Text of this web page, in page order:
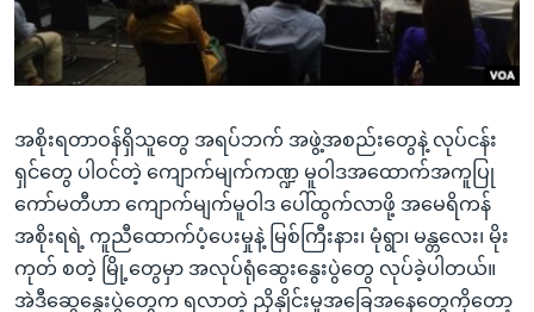
စာမျက်နှာ
သို့
ကျော်
ရန်
ရှာဖွေ
ရန်
နေရာ
သို့
ကျော်
ဗွီအိုအေ လူမှုကွန်ယက်များ
ဘာသာစကားများ
အစိုးရတာဝန်ရှိသူတွေ အရပ်ဘက် အဖွဲ့အစည်းတွေနဲ့ လုပ်ငန်း
ရှင်တွေ ပါဝင်တဲ့ ကျောက်မျက်ကဏ္ဍ မူဝါဒအထောက်အကူပြု
ကော်မတီဟာ ကျောက်မျက်မူဝါဒ ပေါ်ထွက်လာဖို့ အမေရိကန်
အစိုးရရဲ့ ကူညီထောက်ပံ့ပေးမှုနဲ့ မြစ်ကြီးနား၊ မုံရွာ၊ မန္တလေး၊ မိုး
ကုတ် စတဲ့ မြို့တွေမှာ အလုပ်ရုံဆွေးနွေးပွဲတွေ လုပ်ခဲ့ပါတယ်။
အဲဒီဆွေနွေးပွဲတွေက ရလာတဲ့ ညှိနှိုင်းမှုအခြေအနေတွေကိုတော့